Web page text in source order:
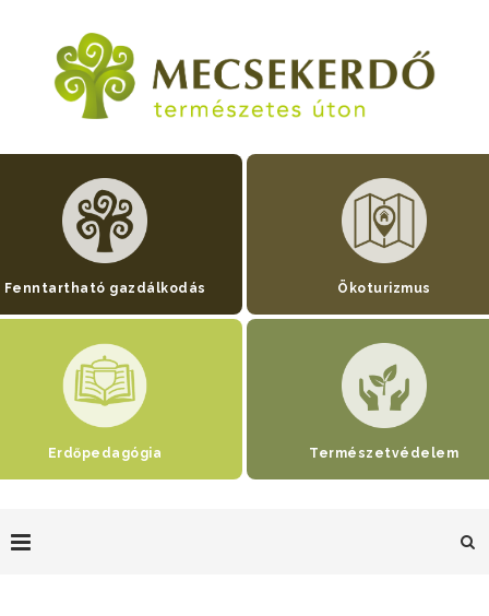
Fenntartható gazdálkodás Ökoturizmus
Erdőpedagógia Természetvédelem